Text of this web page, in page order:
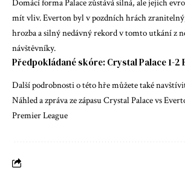
Domácí forma Palace zůstává silná, ale jejich
mít vliv. Everton byl v pozdních hrách
hrozba a silný nedávný rekord v tomto utkání z
návštěvníky.
Předpokládané skóre: Crystal Palace 1-2
Další podrobnosti o této hře můžete také
Náhled a zpráva ze zápasu Crystal Palace vs
Premier League